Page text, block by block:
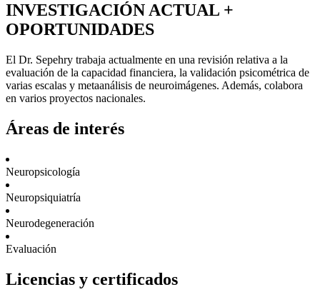
INVESTIGACIÓN ACTUAL +
OPORTUNIDADES
El Dr. Sepehry trabaja actualmente en una revisión relativa a la
evaluación de la capacidad financiera, la validación psicométrica de
varias escalas y metaanálisis de neuroimágenes. Además, colabora
en varios proyectos nacionales.
Áreas de interés
Neuropsicología
Neuropsiquiatría
Neurodegeneración
Evaluación
Licencias y certificados